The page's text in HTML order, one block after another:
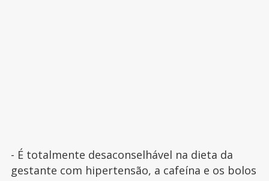
- É totalmente desaconselhável na dieta da
gestante com hipertensão, a cafeína e os bolos